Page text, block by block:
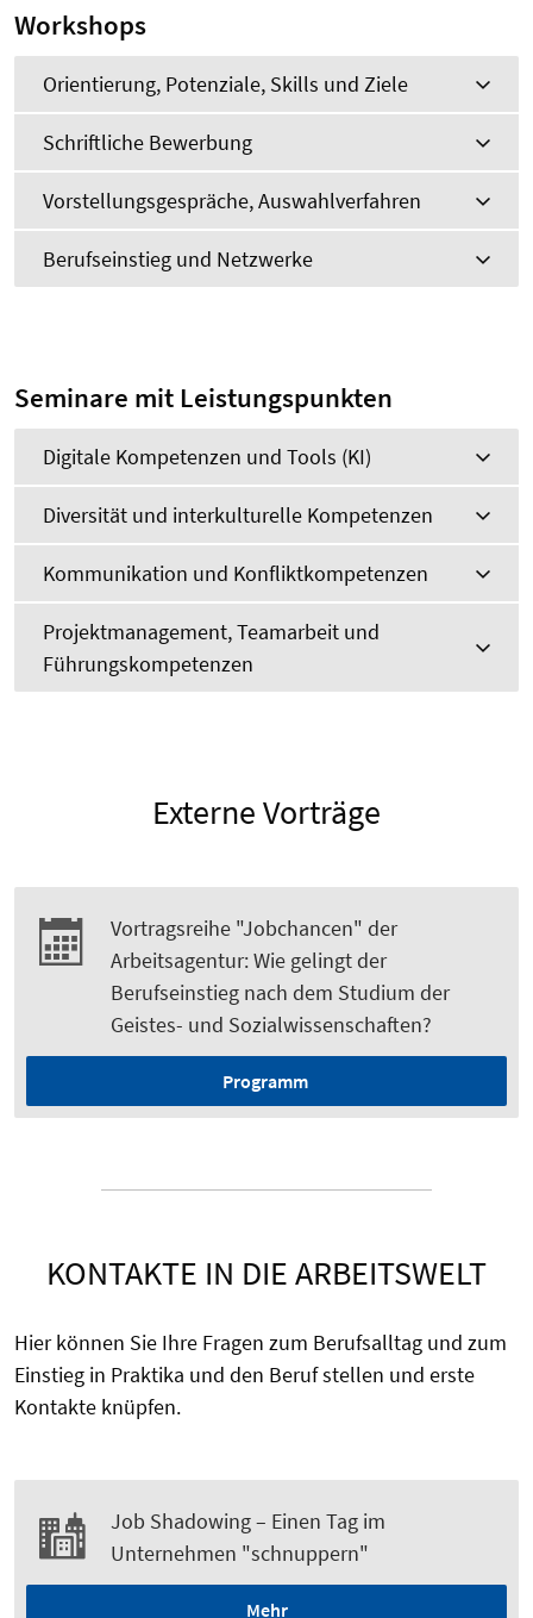
Workshops
Orientierung, Potenziale, Skills und Ziele
Schriftliche Bewerbung
Vorstellungsgespräche, Auswahlverfahren
Berufseinstieg und Netzwerke
Seminare mit Leistungspunkten
Digitale Kompetenzen und Tools (KI)
Diversität und interkulturelle Kompetenzen
Kommunikation und Konfliktkompetenzen
Projektmanagement, Teamarbeit und
Führungskompetenzen
Externe Vorträge
Vortragsreihe "Jobchancen" der
Arbeitsagentur: Wie gelingt der
Berufseinstieg nach dem Studium der
Geistes- und Sozialwissenschaften?
Programm
KONTAKTE IN DIE ARBEITSWELT
Hier können Sie Ihre Fragen zum Berufsalltag und zum
Einstieg in Praktika und den Beruf stellen und erste
Kontakte knüpfen.
Job Shadowing – Einen Tag im
Unternehmen "schnuppern"
Mehr